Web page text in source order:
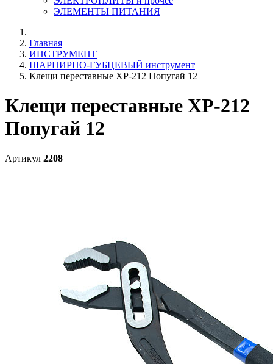
ЭЛЕМЕНТЫ ПИТАНИЯ
Главная
ИНСТРУМЕНТ
ШАРНИРНО-ГУБЦЕВЫЙ инструмент
Клещи переставные ХР-212 Попугай 12
Клещи переставные ХР-212
Попугай 12
Артикул 2208